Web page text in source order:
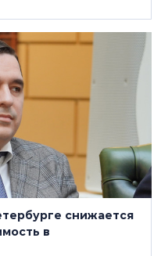
снижается
в